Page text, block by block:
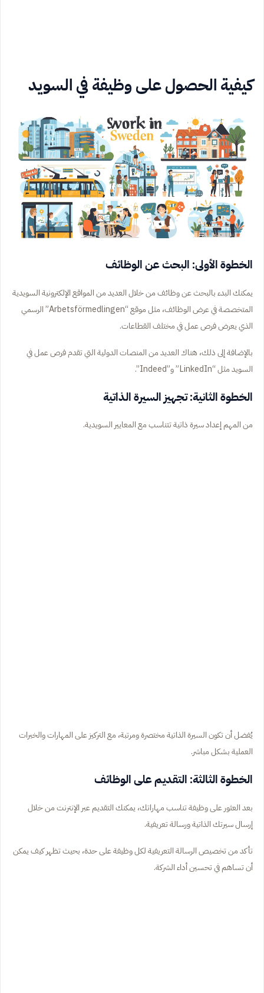
كيفية الحصول على وظيفة في السويد
الخطوة الأولى: البحث عن الوظائف
يمكنك البدء بالبحث عن وظائف من خلال العديد من المواقع الإلكترونية السويدية
المتخصصة في عرض الوظائف، مثل موقع “Arbetsförmedlingen” الرسمي
الذي يعرض فرص عمل في مختلف القطاعات.
بالإضافة إلى ذلك، هناك العديد من المنصات الدولية التي تقدم فرص عمل في
السويد مثل “LinkedIn” و”Indeed”.
الخطوة الثانية: تجهيز السيرة الذاتية
من المهم إعداد سيرة ذاتية تتناسب مع المعايير السويدية.
يُفضل أن تكون السيرة الذاتية مختصرة ومرتبة، مع التركيز على المهارات والخبرات
العملية بشكل مباشر.
الخطوة الثالثة: التقديم على الوظائف
بعد العثور على وظيفة تناسب مهاراتك، يمكنك التقديم عبر الإنترنت من خلال
إرسال سيرتك الذاتية ورسالة تعريفية.
تأكد من تخصيص الرسالة التعريفية لكل وظيفة على حدة، بحيث تظهر كيف يمكن
أن تساهم في تحسين أداء الشركة.